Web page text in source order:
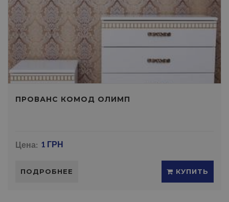
ПРОВАНС КОМОД ОЛИМП
Цена: 1 ГРН
ПОДРОБНЕЕ КУПИТЬ